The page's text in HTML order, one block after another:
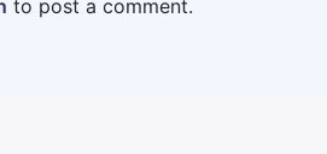
to post a comment.